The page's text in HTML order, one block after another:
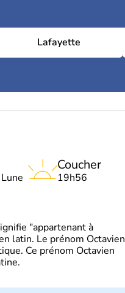
Lafayette
Coucher
19h56
"appartenant à
latin. Le prénom Octavien
Ce prénom Octavien